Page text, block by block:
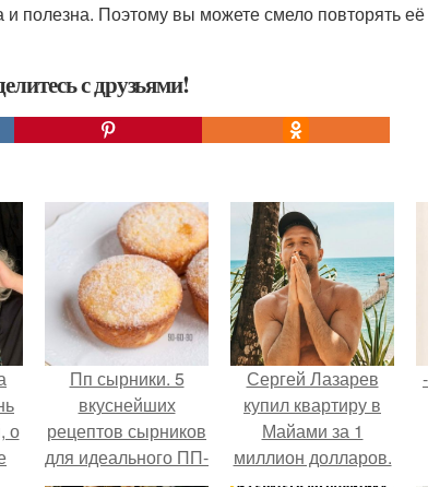
и полезна. Поэтому вы можете смело повторять
с друзьями!
о
Пп сырники. 5
вкуснейших
рецептов сырников
для идеального ПП-
Сергей Лазарев
купил квартиру в
Майами за 1
миллион долларов.